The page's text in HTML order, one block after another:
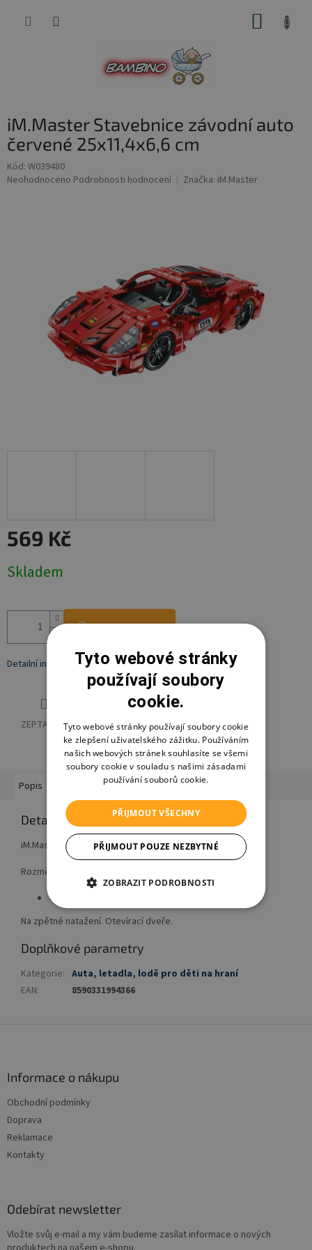
iM.Master Stavebnice závodní auto
červené 25x11,4x6,6 cm
Kód: W039480
Průměrné
Neohodnoceno Podrobnosti hodnocení Značka: iM.Master
569 Kč
cena:
Skladem
Přidat do košíku
Detailní informace
ZEPTAT SE HLÍDAT SDÍLET
Popis Diskuze
Detailní popis produktu
iM.Master Stavebnice závodní auto červené.
Rozměry 25x11,4x6,6 cm.
437 dílků.
Na zpětné natažení. Otevírací dveře.
Doplňkové parametry
Kategorie: Auta, letadla, lodě pro děti na hraní
EAN: 8590331994366
Informace o nákupu
Obchodní podmínky
Doprava
Reklamace
Kontakty
Odebírat newsletter
Vložte svůj e-mail a my vám budeme zasílat informace o nových
Tyto webové stránky
používají soubory
cookie.
Tyto webové stránky používají soubory cookie
ke zlepšení uživatelského zážitku. Používáním
našich webových stránek souhlasíte se všemi
soubory cookie v souladu s našimi zásadami
používání souborů cookie.
PŘIJMOUT VŠECHNY
PŘIJMOUT POUZE NEZBYTNÉ
ZOBRAZIT PODROBNOSTI